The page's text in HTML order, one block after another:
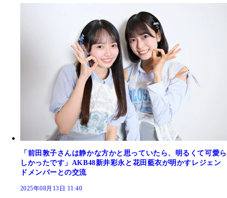
「前田敦子さんは静かな方かと思っていたら、明るくて可愛ら
しかったです」AKB48新井彩永と花田藍衣が明かすレジェン
ドメンバーとの交流
2025年08月13日 11:40